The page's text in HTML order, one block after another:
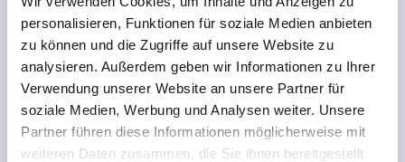
personalisieren, Funktionen für soziale Medien anbieten
zu können und die Zugriffe auf unsere Website zu
analysieren. Außerdem geben wir Informationen zu Ihrer
Verwendung unserer Website an unsere Partner für
soziale Medien, Werbung und Analysen weiter. Unsere
Partner führen diese Informationen möglicherweise mit
weiteren Daten zusammen, die Sie ihnen bereitgestellt
Vielen Dank an den SSC Freisen für die
hervoragende Zusammenarbeit!
AKTIE: